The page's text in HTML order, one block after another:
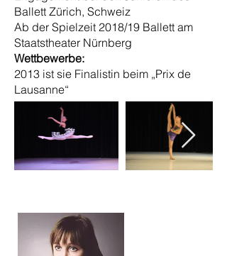
Ballett Zürich, Schweiz
Ab der Spielzeit 2018/19 Ballett am
Staatstheater Nürnberg
Wettbewerbe:
2013 ist sie Finalistin beim „Prix de
Lausanne“